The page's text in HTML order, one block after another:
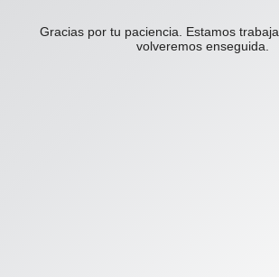
Gracias por tu paciencia. Estamos
volveremos enseguida.